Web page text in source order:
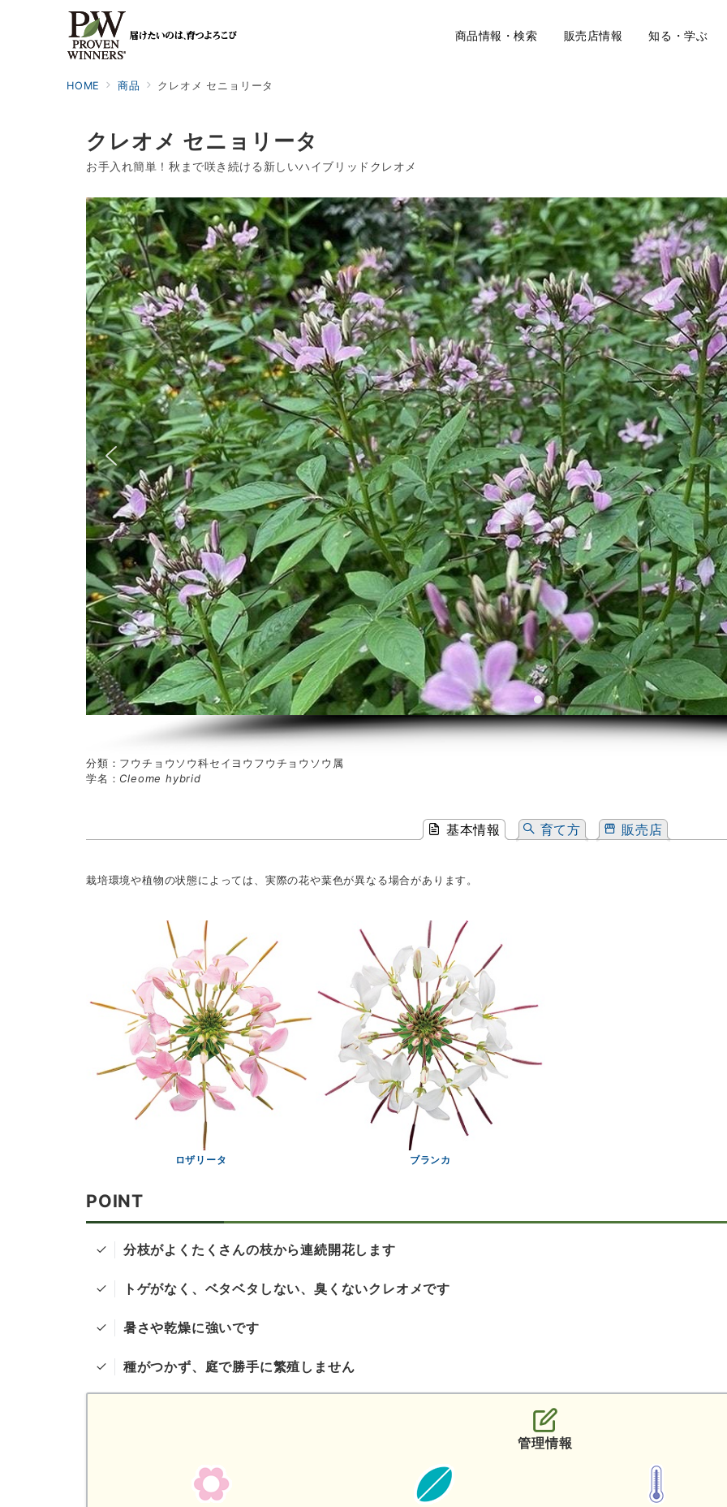
商品情報・検索 販売店情報 知る・学ぶ
HOME 商品 クレオメ セニョリータ
クレオメ セニョリータ
お手入れ簡単！秋まで咲き続ける新しいハイブリッドクレオメ
分類：フウチョウソウ科セイヨウフウチョウソウ属
学名： Cleome hybrid
基本情報 育て方 販売店
栽培環境や植物の状態によっては、実際の花や葉色が異なる場合があります。
ロザリータ ブランカ
POINT
分枝がよくたくさんの枝から連続開花します
トゲがなく、ベタベタしない、臭くないクレオメです
暑さや乾燥に強いです
種がつかず、庭で勝手に繁殖しません
管理情報
お問い合わせフォーム
後日メールにて回答させていただきます。